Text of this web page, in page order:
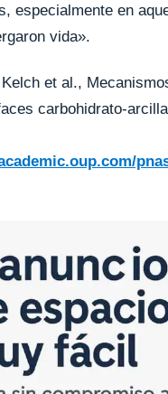
especialmente en
vida».
et al.,
carbohidrato-